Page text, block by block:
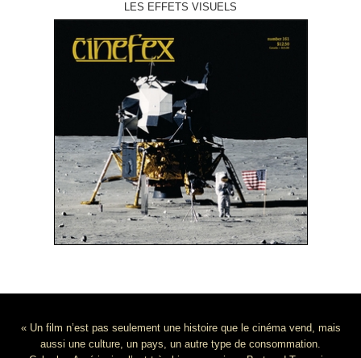
LES EFFETS VISUELS
« Un film n’est pas seulement une histoire que le cinéma vend, mais
aussi une culture, un pays, un autre type de consommation.